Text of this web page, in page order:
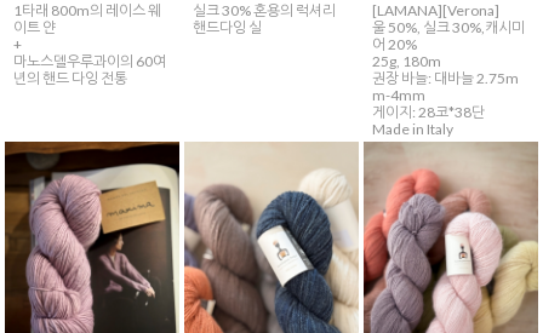
1타래 800m의 레이스 웨
이트 얀
+
마노스델우루과이의 60여
년의 핸드 다잉 전통
실크 30% 혼용의 럭셔리
핸드다잉 실
[LAMANA][Verona]
울 50%, 실크 30%,캐시미
어 20%
25g, 180m
권장 바늘: 대바늘 2.75m
m-4mm
게이지: 28코*38단
Made in Italy